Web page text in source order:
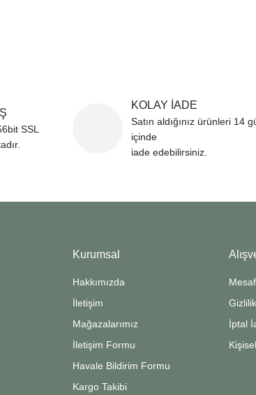
SSL
KOLAY İADE
Satın aldığınız ürünleri 14
içinde
iade edebilirsiniz.
Kurumsal
Hakkımızda
İletişim
Mağazalarımız
İletişim Formu
Havale Bildirim Formu
Kargo Takibi
İptal